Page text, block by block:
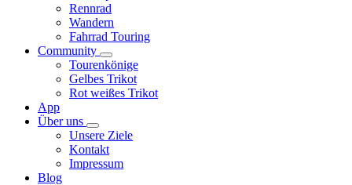
Rennrad
Wandern
Fahrrad Touring
Community
Tourenkönige
Gelbes Trikot
Rot weißes Trikot
App
Über uns
Unsere Ziele
Kontakt
Impressum
Blog